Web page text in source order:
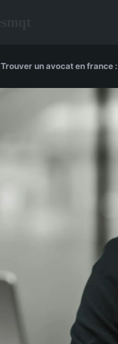
Trouver un avocat en